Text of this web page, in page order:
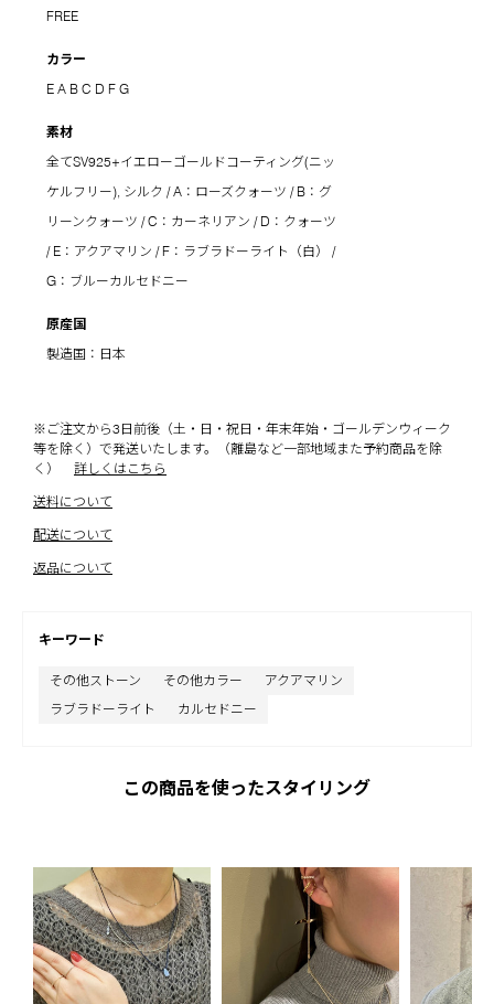
FREE
カラー
E A B C D F G
素材
全てSV925+イエローゴールドコーティング(ニッ
ケルフリー), シルク / A：ローズクォーツ / B：グ
リーンクォーツ / C：カーネリアン / D：クォーツ
/ E：アクアマリン / F：ラブラドーライト（白） /
G：ブルーカルセドニー
原産国
製造国：日本
※ご注文から3日前後（土・日・祝日・年末年始・ゴールデンウィーク
等を除く）で発送いたします。（離島など一部地域また予約商品を除
く）
詳しくはこちら
送料について
配送について
返品について
キーワード
その他ストーン その他カラー
アクアマリン
ラブラドーライト
カルセドニー
この商品を使ったスタイリング